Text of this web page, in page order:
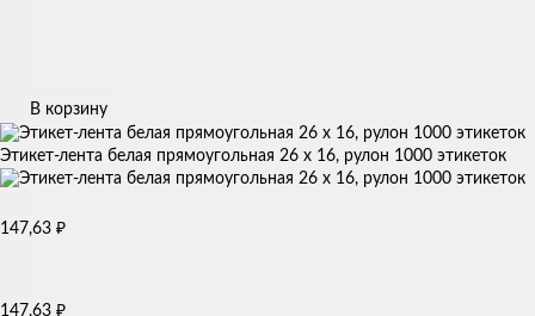
В корзину
Этикет-лента белая прямоугольная 26 х 16, рулон 1000 этикеток
147,63 ₽
147,63 ₽